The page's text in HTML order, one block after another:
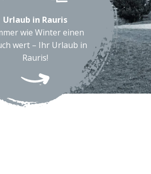
Urlaub in Rauris
wie Winter einen
wert – Ihr Urlaub in
Rauris!